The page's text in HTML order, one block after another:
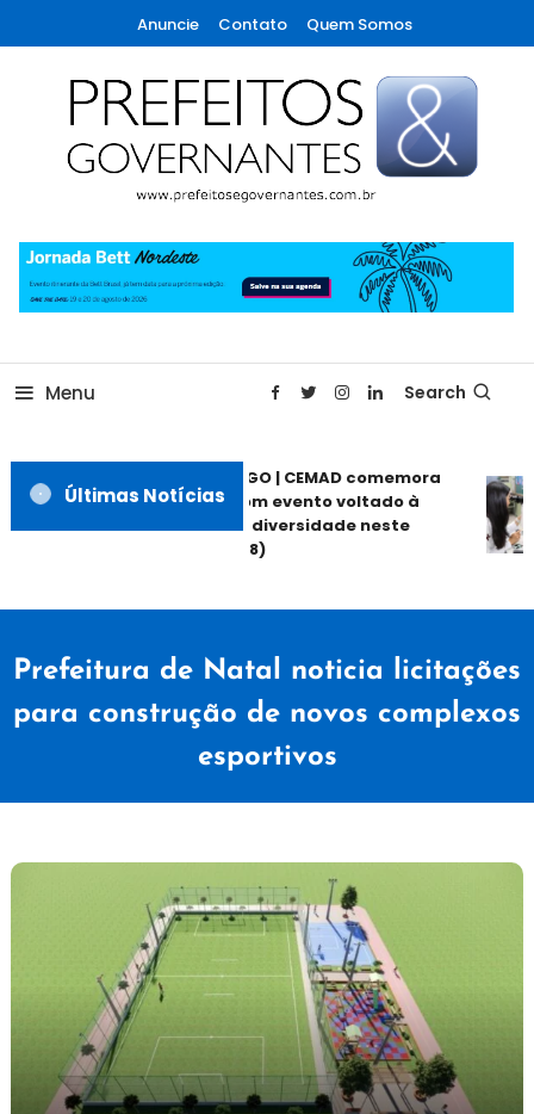
To
Content
Anuncie Contato Quem Somos
Prefeitos & Governantes
Menu Search
Últimas Notícias
ANÁPOLIS GO | CEMAD comemora
30 anos com evento voltado à
inclusão e diversidade neste
sábado (08)
Prefeitura de Natal noticia licitações
para construção de novos complexos
esportivos